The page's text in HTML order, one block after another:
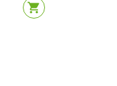
shopping_cart